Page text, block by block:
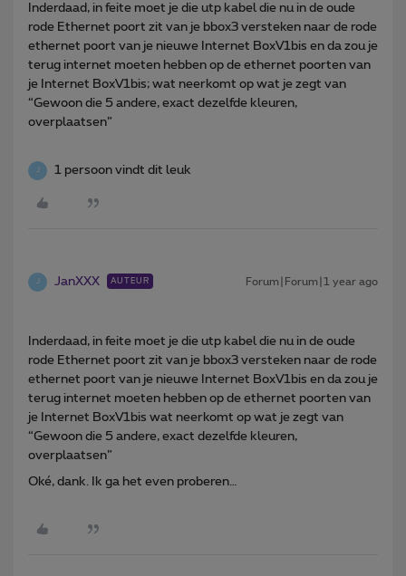
Inderdaad, in feite moet je die utp kabel die nu in de oude
rode Ethernet poort zit van je bbox3 versteken naar de rode
ethernet poort van je nieuwe Internet BoxV1bis en da zou je
terug internet moeten hebben op de ethernet poorten van
je Internet BoxV1bis; wat neerkomt op wat je zegt van
“Gewoon die 5 andere, exact dezelfde kleuren,
overplaatsen”
J 1 persoon vindt dit leuk
J JanXXX AUTEUR Forum|Forum|1 year ago
Inderdaad, in feite moet je die utp kabel die nu in de oude
rode Ethernet poort zit van je bbox3 versteken naar de rode
ethernet poort van je nieuwe Internet BoxV1bis en da zou je
terug internet moeten hebben op de ethernet poorten van
je Internet BoxV1bis wat neerkomt op wat je zegt van
“Gewoon die 5 andere, exact dezelfde kleuren,
overplaatsen”
Oké, dank. Ik ga het even proberen…